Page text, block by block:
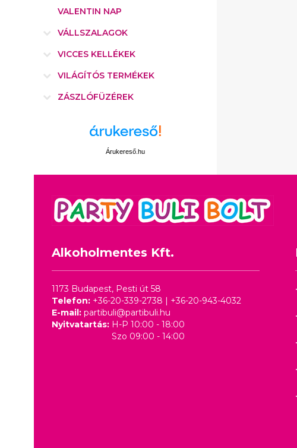
VALENTIN NAP
VÁLLSZALAGOK
VICCES KELLÉKEK
VILÁGÍTÓS TERMÉKEK
ZÁSZLÓFÜZÉREK
Árukereső.hu
Alkoholmentes Kft.
1173 Budapest, Pesti út 58
Telefon: +36-20-339-2738 | +36-20-943-4032
E-mail: partibuli@partibuli.hu
Nyitvatartás: H-P 10:00 - 18:00
Szo 09:00 - 14:00